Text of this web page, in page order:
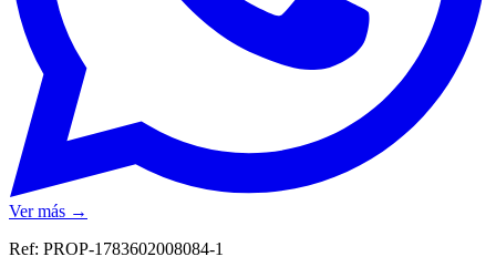
Ver más →
Ref: PROP-1783602008084-1